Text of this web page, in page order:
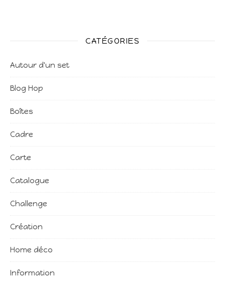
CATÉGORIES
Autour d'un set
Blog Hop
Boîtes
Cadre
Carte
Catalogue
Challenge
Création
Home déco
Information